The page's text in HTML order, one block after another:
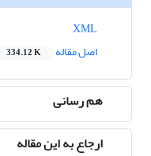
اصل مقاله
334.12 K
هم رسانی
ارجاع به این مقاله